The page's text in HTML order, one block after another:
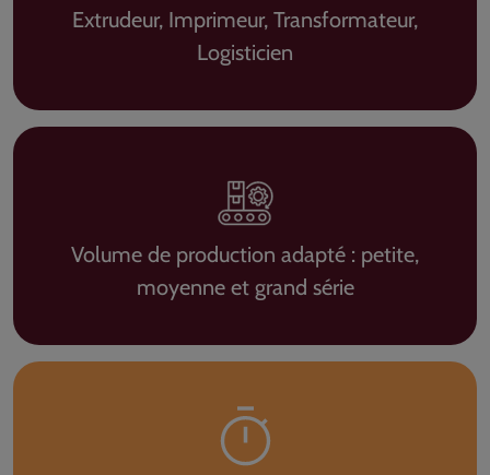
Extrudeur, Imprimeur, Transformateur,
Logisticien
Volume de production adapté : petite,
moyenne et grand série